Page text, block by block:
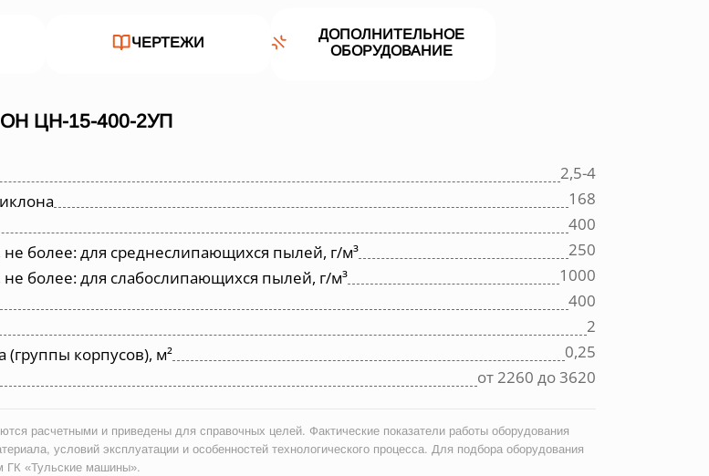
ЧЕРТЕЖИ
ДОПОЛНИТЕЛЬНОЕ
ОБОРУДОВАНИЕ
ЦН-15-400-2УП
2,5-4
168
400
более: для среднеслипающихся пылей, г/м³
250
более: для слабослипающихся пылей, г/м³
1000
400
2
корпусов), м²
0,25
от 2260 до 3620
расчетными и приведены для справочных целей. Фактические показатели работы оборудования
условий эксплуатации и особенностей технологического процесса. Для подбора оборудования
ГК «Тульские машины».